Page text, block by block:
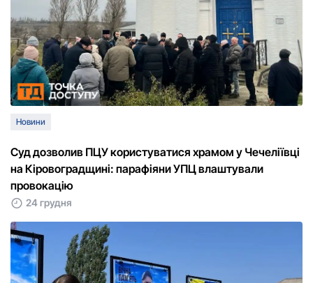
Новини
Суд дозволив ПЦУ користуватися храмом у Чечеліївці
на Кіровоградщині: парафіяни УПЦ влаштували
провокацію
24 грудня